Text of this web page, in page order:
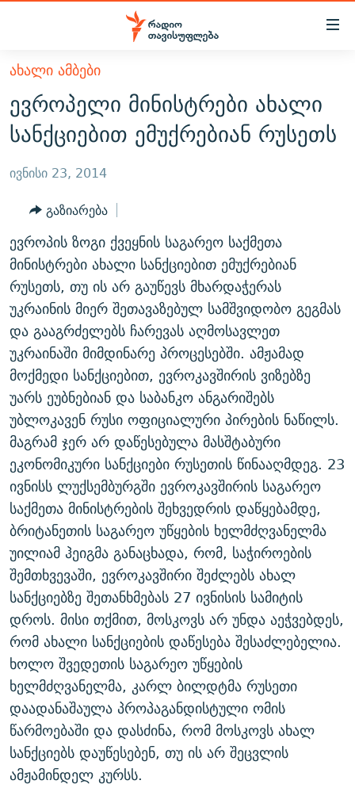
Accessibility
მთავარ
შინაარსზე
დაბრუნება
მთავარ
დაბრუნება
ძიებაზე
დაბრუნება
ᲐᲮᲐᲚᲘ ᲐᲛᲑᲔᲑᲘ
ᲗᲔᲛᲔᲑᲘ
ᲞᲝᲚᲘᲢᲘᲙᲐ
ᲔᲙᲝᲜᲝᲛᲘᲙᲐ
ᲡᲐᲖᲝᲒᲐᲓᲝᲔᲑᲐ
ᲡᲞᲝᲠᲢᲘ
ᲕᲘᲓᲔᲝ
ᲑᲚᲝᲒᲔᲑᲘ
ᲞᲝᲓᲙᲐᲡᲢᲔᲑᲘ
ᲜᲘᲙᲝᲡ ᲞᲝᲓᲙᲐᲡᲢᲘ
60 ᲓᲔᲪᲘᲑᲔᲚᲘ
ᲒᲐᲜᲙᲘᲗᲮᲕᲘᲡ ᲓᲦᲔ
ᲓᲘᲚᲘᲡ ᲡᲐᲣᲑᲠᲔᲑᲘ
ᲛᲝᲚᲐᲞᲐᲠᲐᲙᲔ ᲢᲔᲥᲡᲢᲔᲑᲘ
ᲨᲘᲜ - ᲣᲪᲮᲝᲔᲗᲨᲘ
ᲚᲘᲢᲔᲠᲐᲢᲣᲠᲣᲚᲘ ᲬᲐᲮᲜᲐᲒᲔᲑᲘ
ᲐᲛᲔᲠᲘᲙᲣᲚᲘ ᲛᲝᲗᲮᲠᲝᲑᲐ
ᲘᲛᲞᲔᲠᲘᲐ ᲓᲐ ᲠᲐᲓᲘᲝ
ᲗᲐᲕᲘᲡᲣᲤᲚᲔᲑᲘᲡ ᲛᲝᲜᲘᲢᲝᲠᲘ
ᲤᲔᲜᲝᲕᲐᲜᲘ - 2.10
ᲗᲥᲕᲔᲜᲘ ᲞᲣᲑᲚᲘᲙᲐᲪᲘᲔᲑᲘ
ᲞᲠᲝᲔᲥᲢᲔᲑᲘ
ᲣᲙᲠᲐᲘᲜᲐᲨᲘ ᲓᲐᲦᲣᲞᲣᲚᲘ ᲥᲐᲠᲗᲕᲔᲚᲘ ᲛᲔᲑᲠᲫᲝᲚᲔᲑᲘ - 2022
ᲓᲐᲛᲝᲣᲙᲘᲓᲔᲑᲚᲝᲑᲘᲡ 100 ᲬᲔᲚᲘ
ᲩᲔᲛᲘ ᲡᲘᲙᲕᲓᲘᲚᲘᲡ ᲛᲘᲖᲔᲖᲘᲐ COVID-19
11 ᲬᲔᲚᲘ - 11 ᲐᲛᲑᲐᲕᲘ
ᲡᲐᲞᲐᲠᲚᲐᲛᲔᲜᲢᲝ ᲐᲠᲩᲔᲕᲜᲔᲑᲘᲡ ᲘᲡᲢᲝᲠᲘᲐ
ᲑᲐᲕᲨᲕᲔᲑᲘ ᲞᲠᲝᲡᲢᲘᲢᲣᲪᲘᲐᲨᲘ - ᲐᲛᲝᲣᲗᲥᲛᲔᲚᲘ ᲐᲛᲑᲐᲕᲘ
5 ᲐᲛᲑᲐᲕᲘ - 20 ᲘᲕᲜᲘᲡᲡ ᲓᲐᲨᲐᲕᲔᲑᲣᲚᲔᲑᲘ
ᲐᲒᲕᲘᲡᲢᲝᲡ ᲝᲛᲘ
ПРИВЕТ ᲙᲣᲚᲢᲣᲠᲐ
ЭХО КАВКАЗА
ᲒᲐᲛᲝᲘᲬᲔᲠᲔ
რთე/რთ-ის ყველა საიტი
ᲐᲮᲐᲚᲘ ᲐᲛᲑᲔᲑᲘ
ევროპელი მინისტრები ახალი
სანქციებით ემუქრებიან რუსეთს
ივნისი 23, 2014
გაზიარება
ევროპის ზოგი ქვეყნის საგარეო საქმეთა
მინისტრები ახალი სანქციებით ემუქრებიან
რუსეთს, თუ ის არ გაუწევს მხარდაჭერას
უკრაინის მიერ შეთავაზებულ სამშვიდობო გეგმას
და გააგრძელებს ჩარევას აღმოსავლეთ
უკრაინაში მიმდინარე პროცესებში. ამჟამად
მოქმედი სანქციებით, ევროკავშირის ვიზებზე
უარს ეუბნებიან და საბანკო ანგარიშებს
უბლოკავენ რუსი ოფიციალური პირების ნაწილს.
მაგრამ ჯერ არ დაწესებულა მასშტაბური
ეკონომიკური სანქციები რუსეთის წინააღმდეგ. 23
ივნისს ლუქსემბურგში ევროკავშირის საგარეო
საქმეთა მინისტრების შეხვედრის დაწყებამდე,
ბრიტანეთის საგარეო უწყების ხელმძღვანელმა
უილიამ ჰეიგმა განაცხადა, რომ, საჭიროების
შემთხვევაში, ევროკავშირი შეძლებს ახალ
სანქციებზე შეთანხმებას 27 ივნისის სამიტის
დროს. მისი თქმით, მოსკოვს არ უნდა აეჭვებდეს,
რომ ახალი სანქციების დაწესება შესაძლებელია.
ხოლო შვედეთის საგარეო უწყების
ხელმძღვანელმა, კარლ ბილდტმა რუსეთი
დაადანაშაულა პროპაგანდისტული ომის
წარმოებაში და დასძინა, რომ მოსკოვს ახალ
სანქციებს დაუწესებენ, თუ ის არ შეცვლის
ამჟამინდელ კურსს.